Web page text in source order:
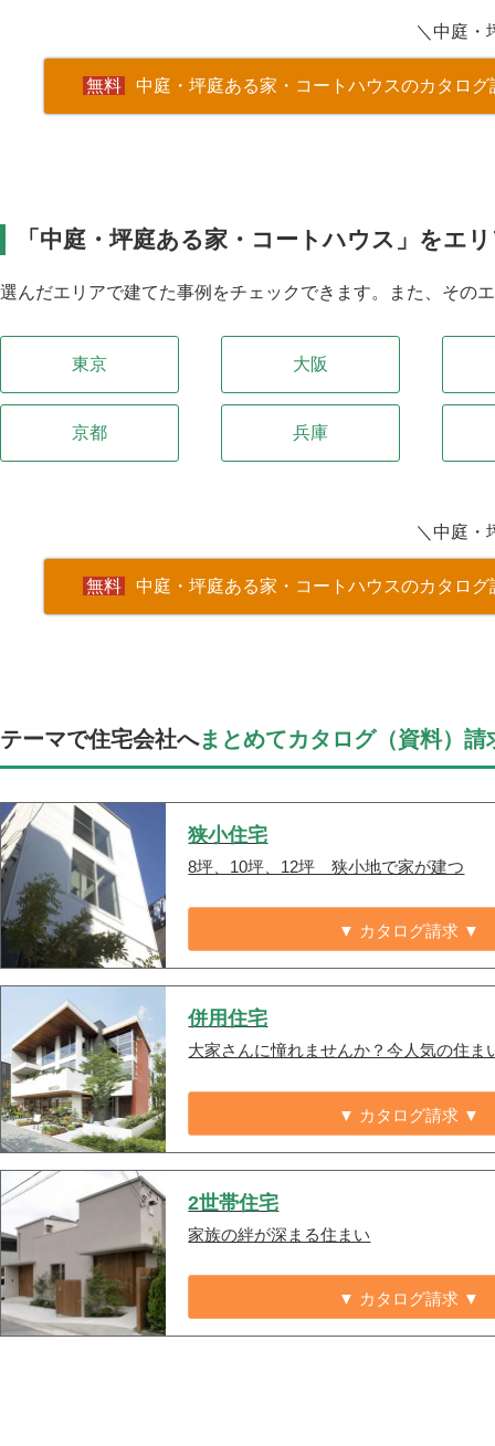
＼中庭・
中庭・坪庭ある家・コートハウスのカタログ
「中庭・坪庭ある家・コートハウス」をエ
選んだエリアで建てた事例をチェックできます。また、その
東京 大阪
京都 兵庫
＼中庭・
中庭・坪庭ある家・コートハウスのカタログ
テーマで住宅会社へまとめてカタログ（資料）請
狭小住宅
8坪、10坪、12坪 狭小地で家が建つ
▼ カタログ請求 ▼
併用住宅
大家さんに憧れませんか？今人気の住ま
▼ カタログ請求 ▼
2世帯住宅
家族の絆が深まる住まい
▼ カタログ請求 ▼